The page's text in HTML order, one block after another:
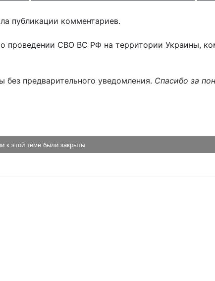
публикации комментариев.
о проведении СВО ВС РФ на территории Украины,
предварительного уведомления. Спасибо за
к этой теме были закрыты